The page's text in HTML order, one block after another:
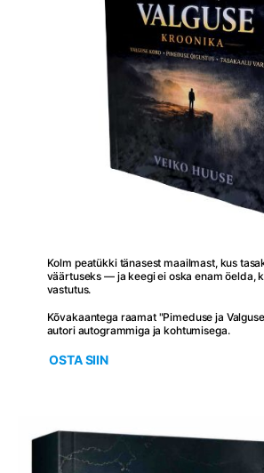
Kolm peatükki tänasest maailmast, kus
väärtuseks — ja keegi ei oska enam öelda,
vastutus.
Kõvakaantega raamat "Pimeduse ja
autori autogrammiga ja kohtumisega.
OSTA SIIN